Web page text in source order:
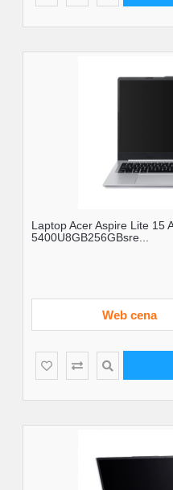
Laptop Acer Aspire Lite 15
5400U8GB256GBsre...
Web cena